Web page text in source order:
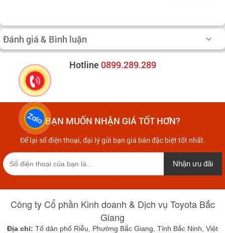
Đánh giá & Bình luận
Hotline 0899.289.289
BẠN MUỐN NHẬN GIÁ TỐT HƠN?
Để lại số điện thoại, đại lý gửi bạn giá bán đặc biệt tốt nhất.
Nhận ưu đãi
Công ty Cổ phần Kinh doanh & Dịch vụ Toyota Bắc
Giang
Địa chỉ: Tổ dân phố Riễu, Phường Bắc Giang, Tỉnh Bắc Ninh, Việt